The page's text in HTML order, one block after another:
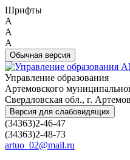
Шрифты
A
A
A
Обычная версия
Управление образования
Артемовского
Свердловская обл., г.
Версия для слабовидящих
(34363)2-46-47
(34363)2-48-73
artuo_02@mail.ru